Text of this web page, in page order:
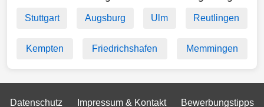
Stuttgart Augsburg Ulm Reutlingen
Kempten Friedrichshafen Memmingen
Datenschutz Impressum & Kontakt Bewerbungstipps